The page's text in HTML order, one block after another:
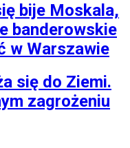
bije Moskala,
banderowskie
w Warszawie
się do Ziemi.
zagrożeniu